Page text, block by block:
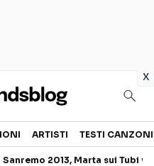
x
ARTISTI TESTI CANZONI
Sanremo 2013, Marta sui Tubi